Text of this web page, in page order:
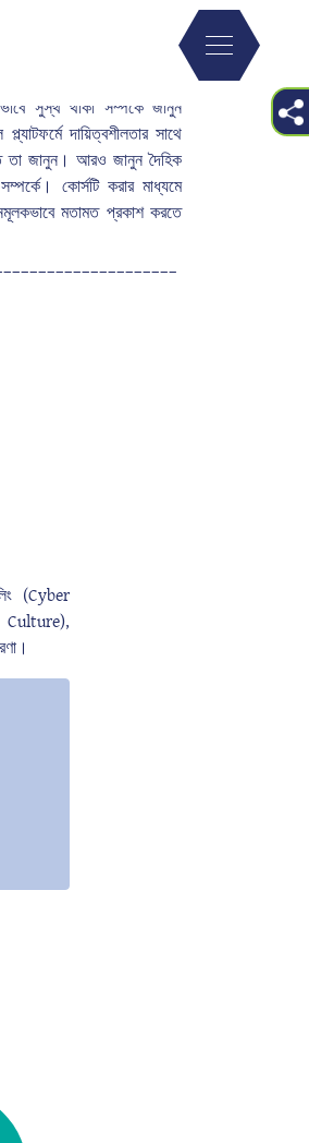
সুস্থ থাকা সম্পর্কে জানুন
দায়িত্বশীলতার সাথে
তা জানুন। আরও জানুন দৈহিক
কোর্সটি করার মাধ্যমে
মতামত প্রকাশ করতে
(Cyber
Culture),